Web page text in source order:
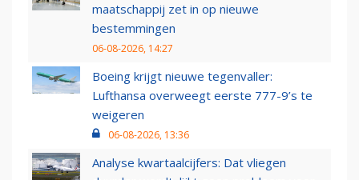
maatschappij zet in op nieuwe
bestemmingen
06-08-2026, 14:27
Boeing krijgt nieuwe tegenvaller:
Lufthansa overweegt eerste 777-9’s te
weigeren
06-08-2026, 13:36
Analyse kwartaalcijfers: Dat vliegen